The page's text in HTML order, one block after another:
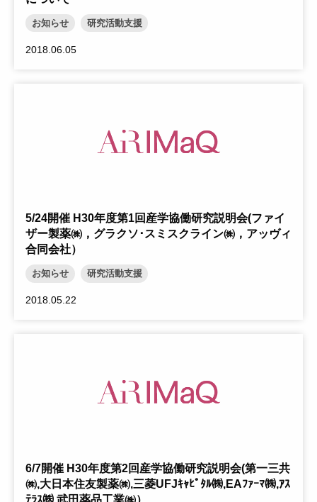
お知らせ 研究活動支援
2018.06.05
5/24開催 H30年度第1回産学協働研究説明会(ファイ
ザー製薬㈱，グラクソ･スミスクライン㈱，アッヴィ
合同会社）
お知らせ 研究活動支援
2018.05.22
6/7開催 H30年度第2回産学協働研究説明会(第一三共
㈱,大日本住友製薬㈱,三菱UFJｷｬﾋﾟﾀﾙ㈱,EAﾌｧｰﾏ㈱,ｱｽ
ﾃﾗｽ㈱,武田薬品工業㈱）